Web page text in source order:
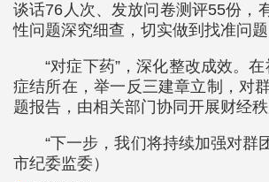
谈话76人次、发放问卷测评55份，
性问题深究细查，切实做到找准问
“对症下药”，深化整改成效。
症结所在，举一反三建章立制，对
题报告，由相关部门协同开展财经
“下一步，我们将持续加强对群
市纪委监委）